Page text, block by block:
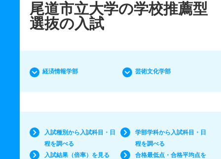
尾道市立大学の学校推薦型
選抜の入試
経済情報学部 芸術文化学部
入試種別から入試科目・日
程を調べる
学部学科から入試科目・日
程を調べる
入試結果（倍率）を見る
合格最低点・合格平均点を